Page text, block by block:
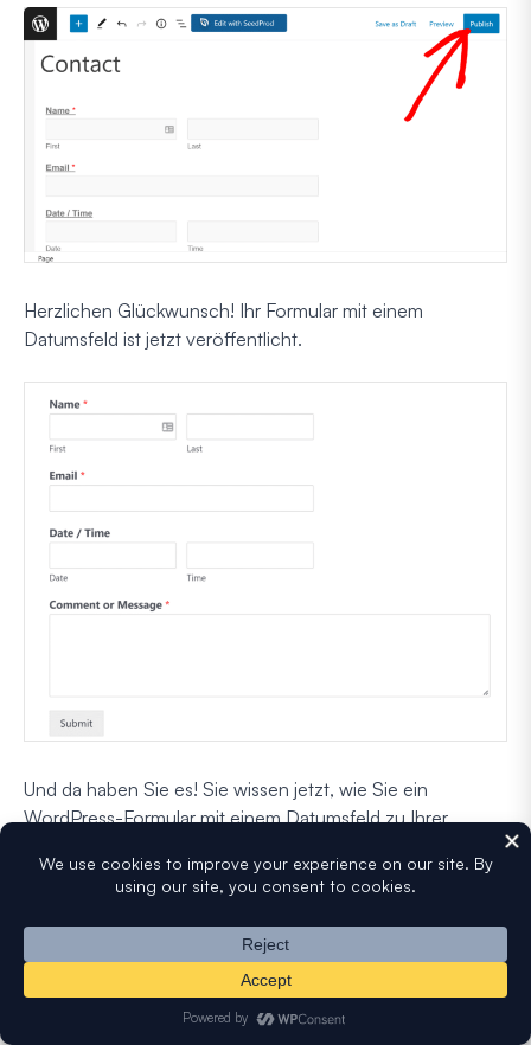
Herzlichen Glückwunsch! Ihr Formular mit einem
Datumsfeld ist jetzt veröffentlicht.
Und da haben Sie es! Sie wissen jetzt, wie Sie ein
WordPress-Formular mit einem Datumsfeld zu Ihrer
FAQs zum Erstellen eines WordPress-
Datumsfeld-Formulars
Ein WordPress-Datums-/Uhrzeit-Auswahlformular ist ein
beliebtes Thema bei unseren Lesern. Hier sind Antworten